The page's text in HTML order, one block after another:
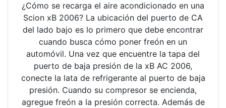
¿Cómo se recarga el aire acondicionado en una
Scion xB 2006? La ubicación del puerto de CA
del lado bajo es lo primero que debe encontrar
cuando busca cómo poner freón en un
automóvil. Una vez que encuentre la tapa del
puerto de baja presión de la xB AC 2006,
conecte la lata de refrigerante al puerto de baja
presión. Cuando su compresor se encienda,
agregue freón a la presión correcta. Además de